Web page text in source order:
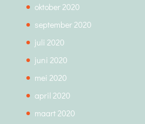
oktober 2020
september 2020
juli 2020
juni 2020
mei 2020
april 2020
maart 2020